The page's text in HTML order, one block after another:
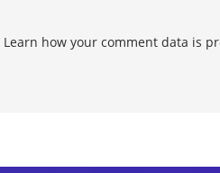
Learn how your comment data is